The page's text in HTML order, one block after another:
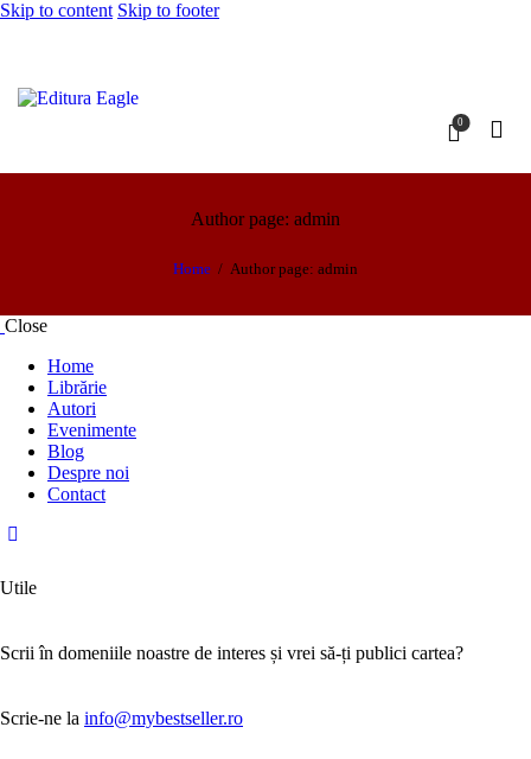
Skip to content Skip to footer
0
Author page: admin
Home Author page: admin
Close
Home
Librărie
Autori
Evenimente
Blog
Despre noi
Contact
Utile
Scrii în domeniile noastre de interes și vrei să-ți publici cartea?
Scrie-ne la info@mybestseller.ro